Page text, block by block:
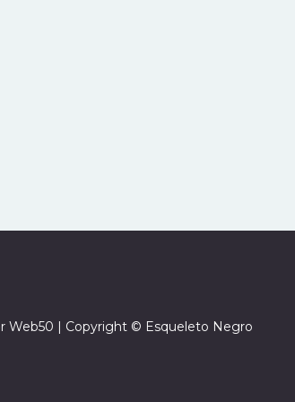
Web50 | Copyright © Esqueleto Negro